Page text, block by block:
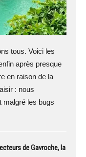
tous. Voici les
après presque
en raison de la
: nous
malgré les bugs
de Gavroche, la